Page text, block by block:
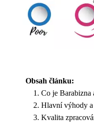
Obsah článku:
Co je Barabizna
Hlavní výhody
Kvalita